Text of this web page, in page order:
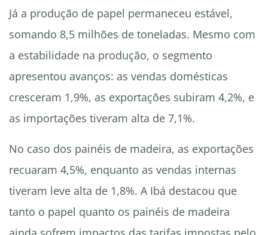
Já a produção de papel permaneceu estável,
somando 8,5 milhões de toneladas. Mesmo com
a estabilidade na produção, o segmento
apresentou avanços: as vendas domésticas
cresceram 1,9%, as exportações subiram 4,2%, e
as importações tiveram alta de 7,1%.
No caso dos painéis de madeira, as exportações
recuaram 4,5%, enquanto as vendas internas
tiveram leve alta de 1,8%. A Ibá destacou que
tanto o papel quanto os painéis de madeira